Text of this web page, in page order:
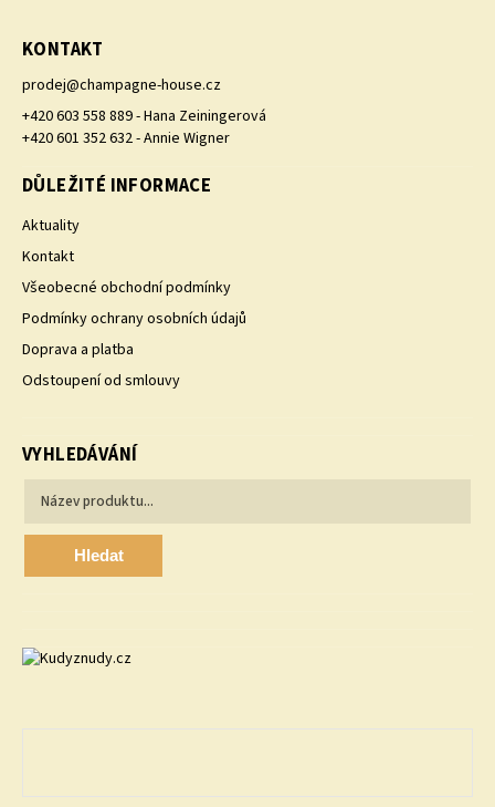
KONTAKT
prodej@champagne-house.cz
+420 603 558 889 - Hana Zeiningerová
+420 601 352 632 - Annie Wigner
DŮLEŽITÉ INFORMACE
Aktuality
Kontakt
Všeobecné obchodní podmínky
Podmínky ochrany osobních údajů
Doprava a platba
Odstoupení od smlouvy
VYHLEDÁVÁNÍ
Hledat